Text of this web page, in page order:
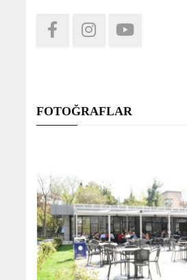
FOTOĞRAFLAR